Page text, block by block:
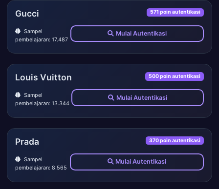
Gucci 571 poin autentikasi
Sampel
pembelajaran: 17.487
Mulai Autentikasi
Louis Vuitton 500 poin autentikasi
Sampel
pembelajaran: 13.344
Mulai Autentikasi
Prada 370 poin autentikasi
Sampel
pembelajaran: 8.565
Mulai Autentikasi